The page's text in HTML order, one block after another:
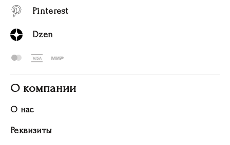
Pinterest
Dzen
О компании
О нас
Реквизиты